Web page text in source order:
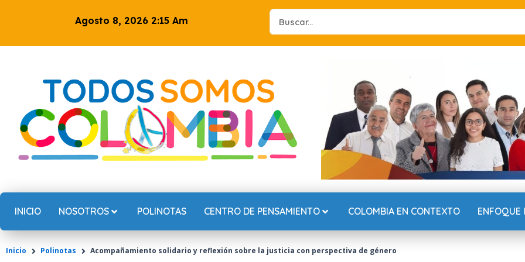
Agosto 8, 2026 2:15 Am
Search
...
INICIO NOSOTROS POLINOTAS CENTRO DE PENSAMIENTO COLOMBIA EN CONTEXTO ENFOQUE
Inicio Polinotas Acompañamiento solidario y reflexión sobre la justicia con perspectiva de género